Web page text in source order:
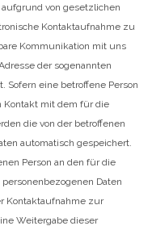
von gesetzlichen
Kontaktaufnahme zu
Kommunikation mit uns
der sogenannten
Sofern eine betroffene Person
Kontakt mit dem für die
die von der betroffenen
automatisch gespeichert.
Person an den für die
Daten
Kontaktaufnahme zur
Weitergabe dieser